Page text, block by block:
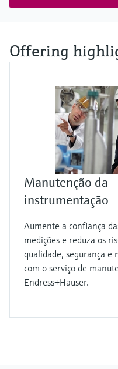
Offering
Manutenção da
instrumentação
Aumente a confiança
medições e reduza os
qualidade, segurança e
com o serviço de
Endress+Hauser.